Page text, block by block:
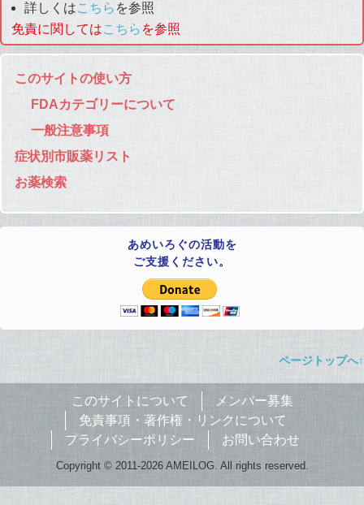
詳しくはこちら を参照
免責に関してはこちら を参照
このサイトの使い方
FDAカテゴリーについて
一般注意事項
症状別市販薬リスト
お薬検索
あめいろぐの活動を
ご支援ください。
ページトップへ↑
このサイトについて
メンバー募集
免責事項・著作権・リンクについて
プライバシーポリシー
お問い合わせ
Copyright © 2011-2026 AMEILOG. All rights reserved.